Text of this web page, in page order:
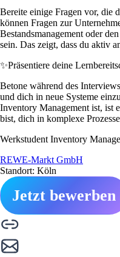
Bereite einige Fragen vor, die
können Fragen zur
Bestandsmanagement oder
sein. Das zeigt, dass du aktiv
✨Präsentiere deine
Betone während des
und dich in neue Systeme
Inventory Management ist, ist
bist, dich in komplexe
Werkstudent Inventory
REWE-Markt GmbH
Standort: Köln
Jetzt bewerben